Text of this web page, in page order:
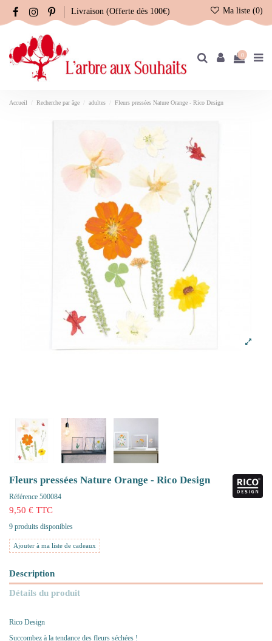
Livraison (Offerte dès 100€) Ma liste (0)
0
Accueil Recherche par âge adultes Fleurs pressées Nature Orange - Rico Design
Fleurs pressées Nature Orange - Rico Design
Référence 500084
9,50 € TTC
9 produits disponibles
Ajouter à ma liste de cadeaux
Description
Détails du produit
Rico Design
Succombez à la tendance des fleurs séchées !